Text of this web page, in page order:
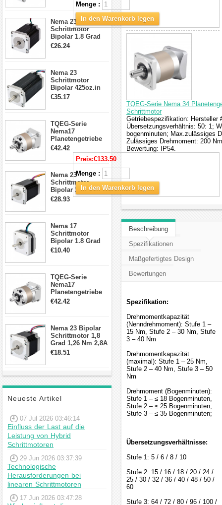
Schrittmotor
23HS30-2804S
Nema 23
Schrittmotor
Bipolar 1.8 Grad
1.9Nm 3A 3.36V 4
€26.24
Nema 23
Schrittmotor
Bipolar 425oz.in
4.2A 57x57x114mm
€35.17
TQEG-Serie
Nema17
Planetengetriebe
5:1 Spiel 15Arc-
min für Nema 17
Getriebe
€42.42
Nema 23
Schrittmotor
Bipolar 1,8 Grad
2,83Nm 4 A 2,26V
€28.93
Nema 17
Schrittmotor
Bipolar 1.8 Grad
8.7Ncm 1A 3.5V 4
€10.40
TQEG-Serie
Nema17
Planetengetriebe
10:1 Spiel 15Arc-
€42.42
Nema 23 Bipolar
Schrittmotor 1,8
Grad 1,26 Nm 2,8A
2,5V 4 Drähte
€18.51
Neueste Artikel
07 Jul 2026 03:46:14
Einfluss der Last auf die
Leistung von Hybrid
Schrittmotoren
29 Jun 2026 03:37:39
Technologische
Herausforderungen bei
linearen Schrittmotoren
17 Jun 2026 03:47:28
Menge :
In den Warenkorb legen
TQEG-Serie Nema 34
Schrittmotor
Getriebespezifikation: Hersteller
Übersetzungsverhältnis: 50: 1;
bogenminuten; Max.zulässiges
Zulässiges Drehmoment: 200
Bewertung: IP54.
Preis:€133.50
Menge :
In den Warenkorb legen
Beschreibung
Spezifikationen
Maßgefertigtes Design
Bewertungen
Spezifikation:
Drehmomentkapazität
(Nenndrehmoment): Stufe 1 –
15 Nm, Stufe 2 – 30 Nm, Stufe
3 – 40 Nm
Drehmomentkapazität
(maximal): Stufe 1 – 25 Nm,
Stufe 2 – 40 Nm, Stufe 3 – 50
Nm
Drehmoment (Bogenminuten):
Stufe 1 – ≤ 18 Bogenminuten,
Stufe 2 – ≤ 25 Bogenminuten,
Stufe 3 – ≤ 35 Bogenminuten;
Übersetzungsverhältnisse:
Stufe 1: 5 / 6 / 8 / 10
Stufe 2: 15 / 16 / 18 / 20 / 24 /
25 / 30 / 32 / 36 / 40 / 48 / 50 /
60
Stufe 3: 64 / 72 / 80 / 96 / 100 /